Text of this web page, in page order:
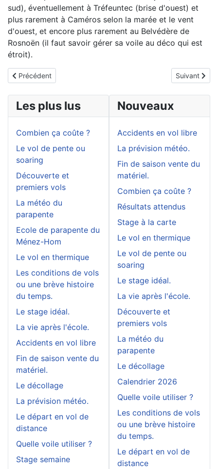
sud), éventuellement à Tréfeuntec (brise d'ouest) et
plus rarement à Caméros selon la marée et le vent
d'ouest, et encore plus rarement au Belvédère de
Rosnoën (il faut savoir gérer sa voile au déco qui est
étroit).
Article précédent : Le vol de pente ou soaring
Précédent Article
Suivant
Les plus lus
Combien ça coûte ?
Le vol de pente ou
soaring
Découverte et
premiers vols
La météo du
parapente
Ecole de parapente du
Ménez-Hom
Le vol en thermique
Les conditions de vols
ou une brève histoire
du temps.
Le stage idéal.
La vie après l'école.
Accidents en vol libre
Fin de saison vente du
matériel.
Le décollage
La prévision météo.
Le départ en vol de
distance
Quelle voile utiliser ?
Stage semaine
Nouveaux
Accidents en vol libre
La prévision météo.
Fin de saison vente du
matériel.
Combien ça coûte ?
Résultats attendus
Stage à la carte
Le vol en thermique
Le vol de pente ou
soaring
Le stage idéal.
La vie après l'école.
Découverte et
premiers vols
La météo du
parapente
Le décollage
Calendrier 2026
Quelle voile utiliser ?
Les conditions de vols
ou une brève histoire
du temps.
Le départ en vol de
distance